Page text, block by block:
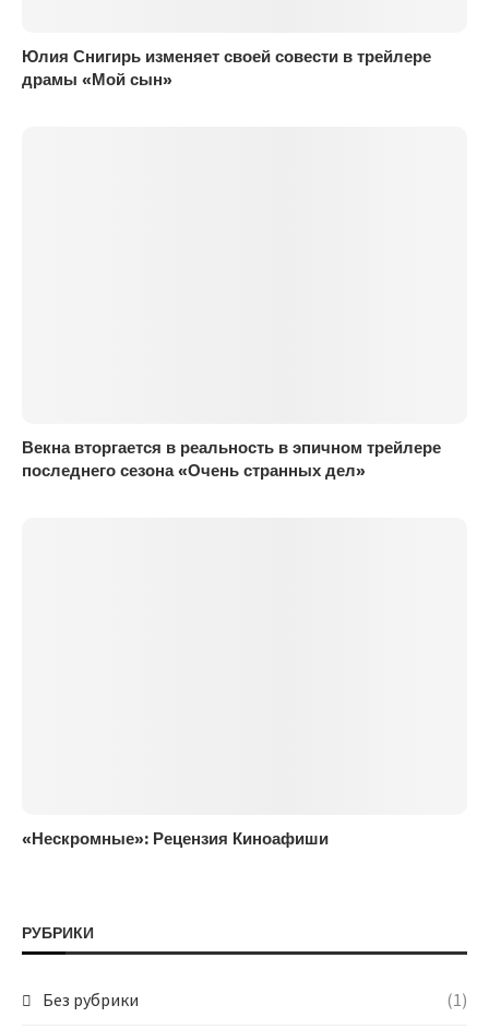
Юлия Снигирь изменяет своей совести в трейлере
драмы «Мой сын»
Векна вторгается в реальность в эпичном трейлере
последнего сезона «Очень странных дел»
«Нескромные»: Рецензия Киноафиши
РУБРИКИ
Без рубрики (1)